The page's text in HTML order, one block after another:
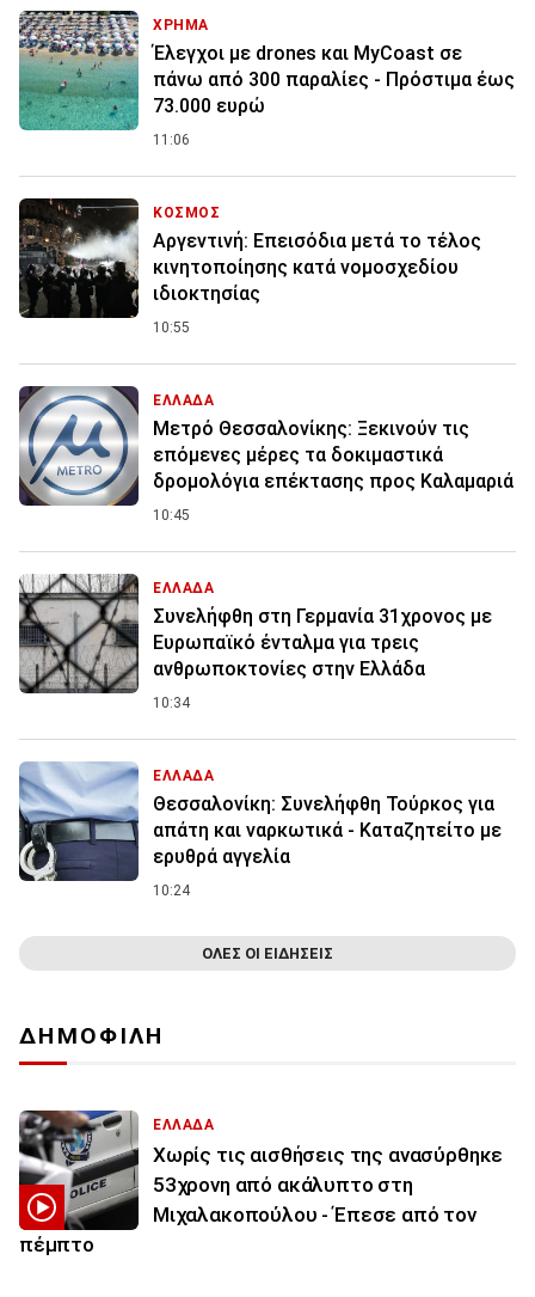
ΧΡΗΜΑ
Έλεγχοι με drones και MyCoast σε
πάνω από 300 παραλίες - Πρόστιμα έως
73.000 ευρώ
11:06
ΚΟΣΜΟΣ
Αργεντινή: Επεισόδια μετά το τέλος
κινητοποίησης κατά νομοσχεδίου
ιδιοκτησίας
10:55
ΕΛΛΑΔΑ
Μετρό Θεσσαλονίκης: Ξεκινούν τις
επόμενες μέρες τα δοκιμαστικά
δρομολόγια επέκτασης προς Καλαμαριά
10:45
ΕΛΛΑΔΑ
Συνελήφθη στη Γερμανία 31χρονος με
Ευρωπαϊκό ένταλμα για τρεις
ανθρωποκτονίες στην Ελλάδα
10:34
ΕΛΛΑΔΑ
Θεσσαλονίκη: Συνελήφθη Τούρκος για
απάτη και ναρκωτικά - Καταζητείτο με
ερυθρά αγγελία
10:24
ΟΛΕΣ ΟΙ ΕΙΔΗΣΕΙΣ
ΔΗΜΟΦΙΛΗ
ΕΛΛΑΔΑ
Χωρίς τις αισθήσεις της ανασύρθηκε
53χρονη από ακάλυπτο στη
Μιχαλακοπούλου - Έπεσε από τον
πέμπτο